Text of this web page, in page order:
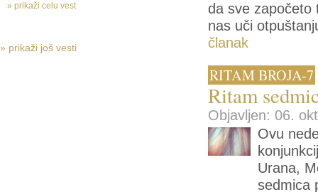
» prikaži celu vest
» prikaži još vesti
da sve započeto
nas uči
članak
RITAM BROJA-7
Ritam
Objavljen: 06.
Ovu
Urana,
sedmica